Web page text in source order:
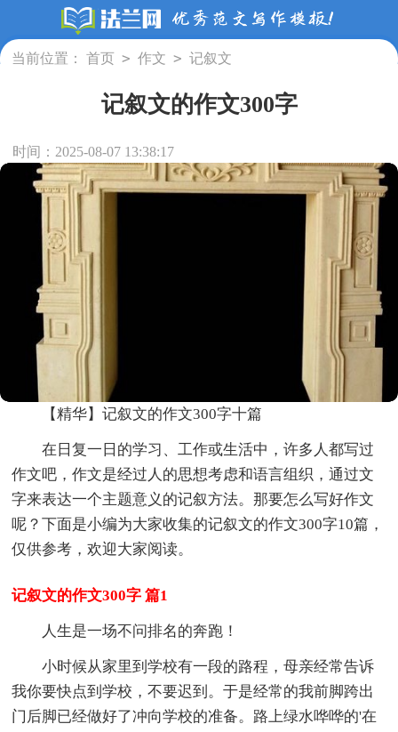
当前位置： 首页 > 作文 > 记叙文
记叙文的作文300字
时间：2025-08-07 13:38:17
【精华】记叙文的作文300字十篇
在日复一日的学习、工作或生活中，许多人都写过
作文吧，作文是经过人的思想考虑和语言组织，通过文
字来表达一个主题意义的记叙方法。那要怎么写好作文
呢？下面是小编为大家收集的记叙文的作文300字10篇，
仅供参考，欢迎大家阅读。
记叙文的作文300字 篇1
人生是一场不问排名的奔跑！
小时候从家里到学校有一段的路程，母亲经常告诉
我你要快点到学校，不要迟到。于是经常的我前脚跨出
门后脚已经做好了冲向学校的准备。路上绿水哗哗的'在